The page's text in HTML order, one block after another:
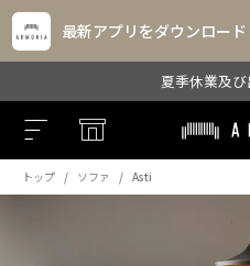
最新アプリをダウンロード
夏季休業及
トップ ソファ Asti